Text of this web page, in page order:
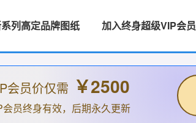
列高定品牌图纸 加入终身超级VIP会员
会员价仅需 ￥2500
会员终身有效，后期永久更新